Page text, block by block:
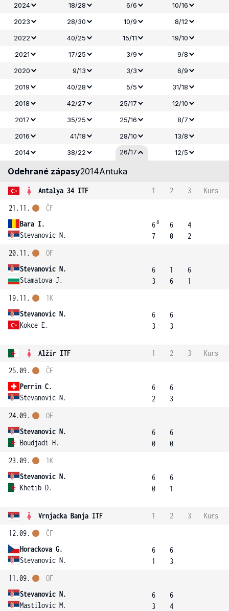
2024
18/28 6/6
10/16
2023
28/30 10/9 8/12
2022
40/25 15/11
19/10
2021
17/25 3/9 9/8
2020
9/13 3/3
6/9
2019
40/28 5/5 31/18
2018
42/27 25/17
12/10
2017
35/25 25/16 8/7
2016
41/18 28/10
13/8
2014
38/22 26/17 12/5
Odehrané zápasy2014Antuka
Antalya 34 ITF 1 2 3
Kurs
21.11.
Bara I.
Stevanovic N.
ČF
68
7
6
0
4
2
20.11.
Stevanovic N.
Stamatova J.
OF
6
3
1
6
6
1
19.11.
Stevanovic N.
Kokce E.
1K
6
3
6
3
Alžír ITF 1 2 3
Kurs
25.09.
Perrin C.
Stevanovic N.
ČF
6
2
6
3
24.09.
Stevanovic N.
Boudjadi H.
OF
6
0
6
0
23.09.
Stevanovic N.
Khetib D.
1K
6
0
6
1
Vrnjacka Banja ITF 1 2 3
Kurs
12.09.
Horackova G.
Stevanovic N.
ČF
6
1
6
3
11.09.
Stevanovic N.
Mastilovic M.
OF
6
3
6
4